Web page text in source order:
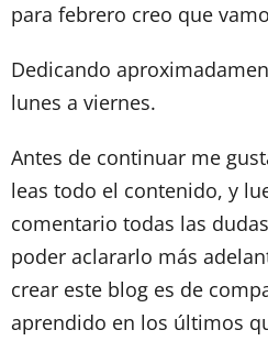
para febrero creo que
Dedicando
lunes a viernes.
Antes de continuar me
leas todo el contenido, y
comentario todas las
poder aclararlo más
crear este blog es de
aprendido en los últimos